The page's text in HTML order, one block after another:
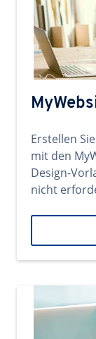
Erstellen
mit den
Design-
nicht